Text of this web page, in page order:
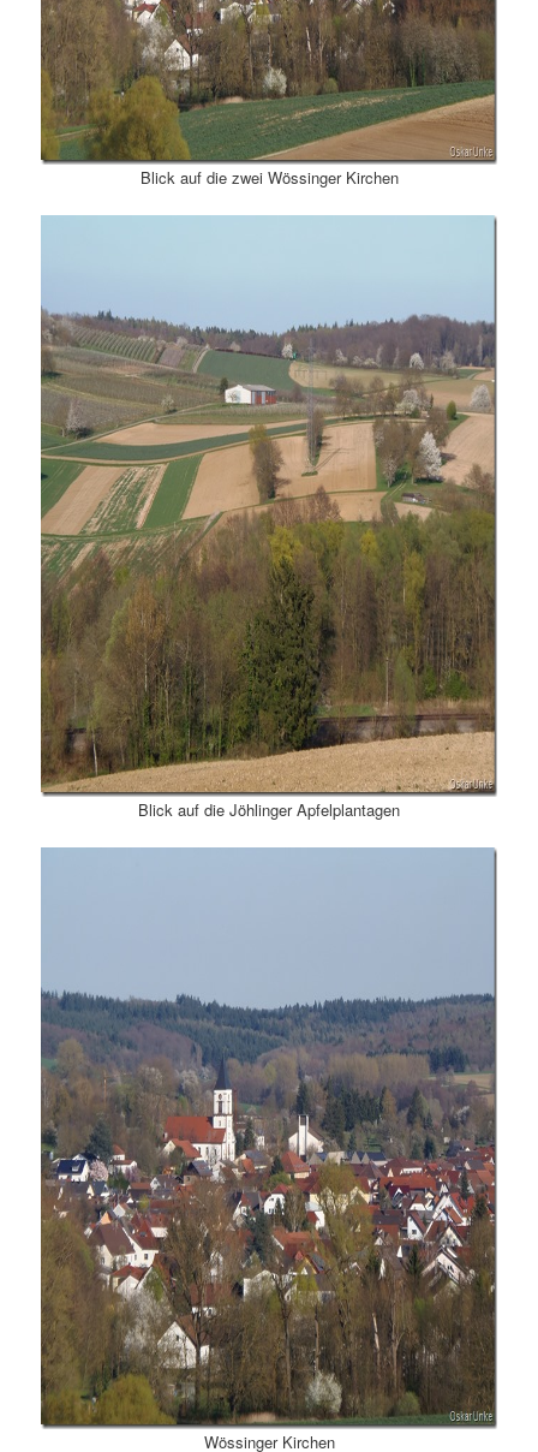
Blick auf die zwei Wössinger Kirchen
Blick auf die Jöhlinger Apfelplantagen
Wössinger Kirchen